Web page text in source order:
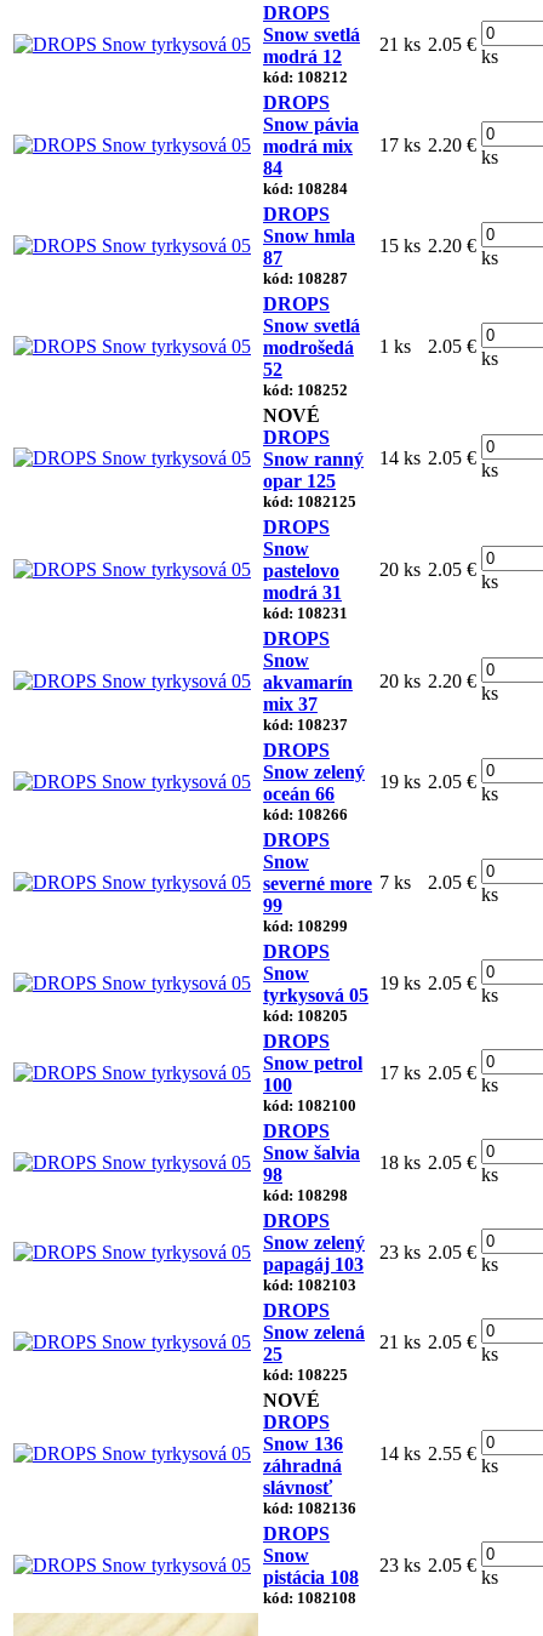
DROPS
Snow svetlá
modrá 12
kód: 108212
21 ks 2.05 €
ks
DROPS
Snow pávia
modrá mix
84
kód: 108284
17 ks 2.20 €
ks
DROPS
Snow hmla
87
kód: 108287
15 ks 2.20 €
ks
DROPS
Snow svetlá
modrošedá
52
kód: 108252
1 ks 2.05 €
ks
NOVÉ
DROPS
Snow ranný
opar 125
kód: 1082125
14 ks 2.05 €
ks
DROPS
Snow
pastelovo
modrá 31
kód: 108231
20 ks 2.05 €
ks
DROPS
Snow
akvamarín
mix 37
kód: 108237
20 ks 2.20 €
ks
DROPS
Snow zelený
oceán 66
kód: 108266
19 ks 2.05 €
ks
DROPS
Snow
severné more
99
kód: 108299
7 ks 2.05 €
ks
DROPS
Snow
tyrkysová 05
kód: 108205
19 ks 2.05 €
ks
DROPS
Snow petrol
100
kód: 1082100
17 ks 2.05 €
ks
DROPS
Snow šalvia
98
kód: 108298
18 ks 2.05 €
ks
DROPS
Snow zelený
papagáj 103
kód: 1082103
23 ks 2.05 €
ks
DROPS
Snow zelená
25
kód: 108225
21 ks 2.05 €
ks
NOVÉ
DROPS
Snow 136
záhradná
slávnosť
kód: 1082136
14 ks 2.55 €
ks
DROPS
Snow
pistácia 108
kód: 1082108
23 ks 2.05 €
ks